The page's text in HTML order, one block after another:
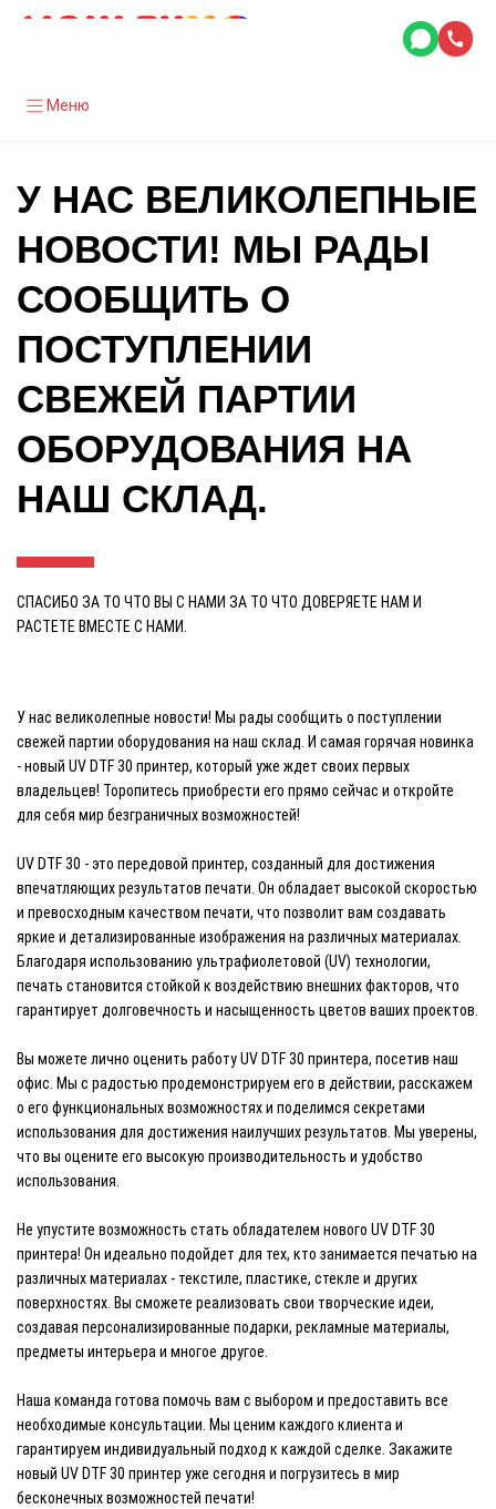
Меню
У НАС ВЕЛИКОЛЕПНЫЕ
НОВОСТИ! МЫ РАДЫ
СООБЩИТЬ О
ПОСТУПЛЕНИИ
СВЕЖЕЙ ПАРТИИ
ОБОРУДОВАНИЯ НА
НАШ СКЛАД.
СПАСИБО ЗА ТО ЧТО ВЫ С НАМИ ЗА ТО ЧТО ДОВЕРЯЕТЕ НАМ И
РАСТЕТЕ ВМЕСТЕ С НАМИ.
У нас великолепные новости! Мы рады сообщить о поступлении
свежей партии оборудования на наш склад. И самая горячая новинка
- новый UV DTF 30 принтер, который уже ждет своих первых
владельцев! Торопитесь приобрести его прямо сейчас и откройте
для себя мир безграничных возможностей!
UV DTF 30 - это передовой принтер, созданный для достижения
впечатляющих результатов печати. Он обладает высокой скоростью
и превосходным качеством печати, что позволит вам создавать
яркие и детализированные изображения на различных материалах.
Благодаря использованию ультрафиолетовой (UV) технологии,
печать становится стойкой к воздействию внешних факторов, что
гарантирует долговечность и насыщенность цветов ваших проектов.
Вы можете лично оценить работу UV DTF 30 принтера, посетив наш
офис. Мы с радостью продемонстрируем его в действии, расскажем
о его функциональных возможностях и поделимся секретами
использования для достижения наилучших результатов. Мы уверены,
что вы оцените его высокую производительность и удобство
использования.
Не упустите возможность стать обладателем нового UV DTF 30
принтера! Он идеально подойдет для тех, кто занимается печатью на
различных материалах - текстиле, пластике, стекле и других
поверхностях. Вы сможете реализовать свои творческие идеи,
создавая персонализированные подарки, рекламные материалы,
предметы интерьера и многое другое.
Наша команда готова помочь вам с выбором и предоставить все
необходимые консультации. Мы ценим каждого клиента и
гарантируем индивидуальный подход к каждой сделке. Закажите
новый UV DTF 30 принтер уже сегодня и погрузитесь в мир
бесконечных возможностей печати!